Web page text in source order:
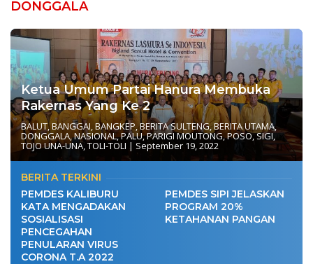
DONGGALA
Ketua Umum Partai Hanura Membuka
Rakernas Yang Ke 2
BALUT,BANGGAI,BANGKEP,BERITA SULTENG,BERITA UTAMA,
DONGGALA,NASIONAL,PALU,PARIGI MOUTONG,POSO,SIGI,
TOJO UNA-UNA,TOLI-TOLI | September 19, 2022
BERITA TERKINI
PEMDES KALIBURU
KATA MENGADAKAN
SOSIALISASI
PENCEGAHAN
PENULARAN VIRUS
CORONA T.A 2022
PEMDES SIPI JELASKAN
PROGRAM 20%
KETAHANAN PANGAN